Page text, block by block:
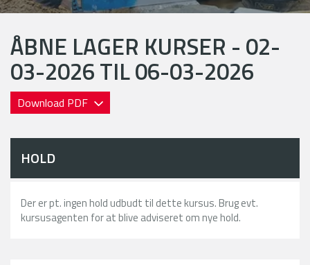
ÅBNE LAGER KURSER - 02-
03-2026 TIL 06-03-2026
Download PDF
HOLD
Der er pt. ingen hold udbudt til dette kursus. Brug evt.
kursusagenten for at blive adviseret om nye hold.